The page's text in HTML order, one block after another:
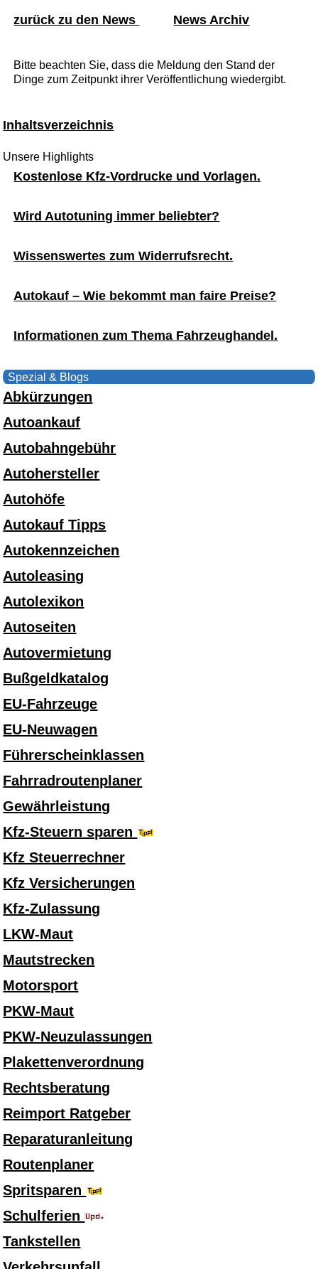
zurück zu den News News Archiv
Bitte beachten Sie, dass die Meldung den Stand der
Dinge zum Zeitpunkt ihrer Veröffentlichung wiedergibt.
Inhaltsverzeichnis
Unsere Highlights
Kostenlose Kfz-Vordrucke und Vorlagen.
Wird Autotuning immer beliebter?
Wissenswertes zum Widerrufsrecht.
Autokauf – Wie bekommt man faire Preise?
Informationen zum Thema Fahrzeughandel.
Spezial & Blogs
Abkürzungen
Autoankauf
Autobahngebühr
Autohersteller
Autohöfe
Autokauf Tipps
Autokennzeichen
Autoleasing
Autolexikon
Autoseiten
Autovermietung
Bußgeldkatalog
EU-Fahrzeuge
EU-Neuwagen
Führerscheinklassen
Fahrradroutenplaner
Gewährleistung
Kfz-Steuern sparen
Kfz Steuerrechner
Kfz Versicherungen
Kfz-Zulassung
LKW-Maut
Mautstrecken
Motorsport
PKW-Maut
PKW-Neuzulassungen
Plakettenverordnung
Rechtsberatung
Reimport Ratgeber
Reparaturanleitung
Routenplaner
Spritsparen
Schulferien
Tankstellen